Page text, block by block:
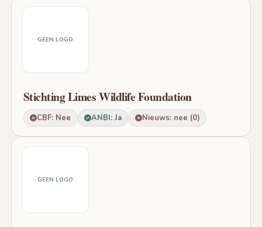
GEEN LOGO
Stichting Limes Wildlife Foundation
CBF: Nee ANBI: Ja Nieuws: nee (0)
GEEN LOGO